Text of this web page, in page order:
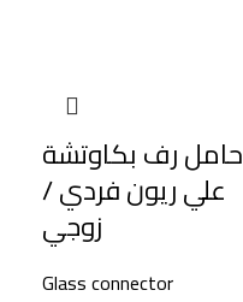
حامل رف بكاوتشة
علي ريون فردي /
زوجي
Glass connector